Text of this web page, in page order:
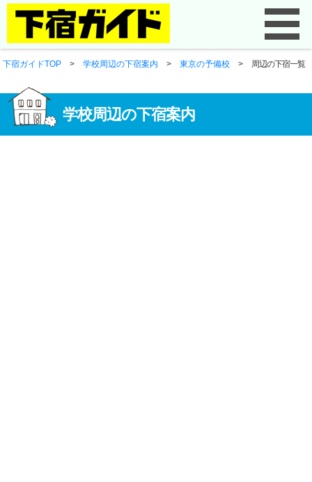
下宿ガイドTOP >学校周辺の下宿案内 >東京の予備校 > 周辺の下宿一覧
学校周辺の下宿案内